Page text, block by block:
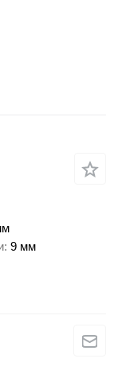
9 мм